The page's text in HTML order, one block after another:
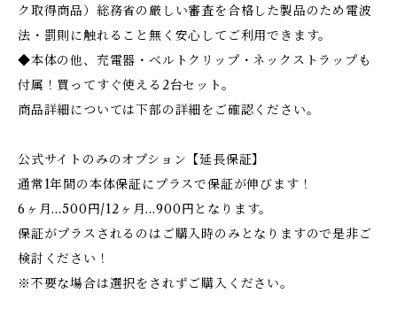
ク取得商品）総務省の厳しい審査を合格した製品のため電波
法・罰則に触れること無く安心してご利用できます。
◆本体の他、充電器・ベルトクリップ・ネックストラップも
付属！買ってすぐ使える2台セット。
商品詳細については下部の詳細をご確認ください。
公式サイトのみのオプション【延長保証】
通常1年間の本体保証にプラスで保証が伸びます！
6ヶ月…500円/12ヶ月…900円となります。
保証がプラスされるのはご購入時のみとなりますので是非ご
検討ください！
※不要な場合は選択をされずご購入ください。